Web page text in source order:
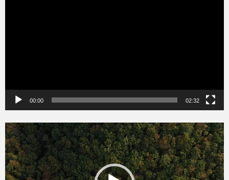
00:00 02:32
Videólejátszó